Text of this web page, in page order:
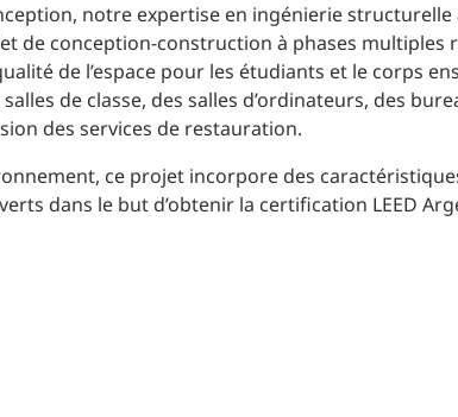
notre expertise en ingénierie
de conception-construction à phases multiples
de l’espace pour les étudiants et le corps
de classe, des salles d’ordinateurs, des
des services de restauration.
ce projet incorpore des
dans le but d’obtenir la certification LEED